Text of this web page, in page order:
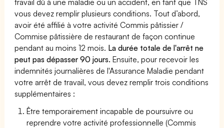
vous devez remplir plusieurs conditions. Tout d’abord,
avoir été affilié à votre activité Commis pâtissier /
Commise pâtissière de restaurant de façon continue
pendant au moins 12 mois. La durée totale de l'arrêt ne
peut pas dépasser 90 jours. Ensuite, pour recevoir les
indemnités journalières de l'Assurance Maladie pendant
votre arrêt de travail, vous devez remplir trois conditions
supplémentaires :
Être temporairement incapable de poursuivre ou
reprendre votre activité professionnelle (Commis